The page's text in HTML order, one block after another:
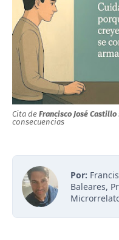
Cita de Francisco José Castillo
consecuencias
Por:
Baleares,